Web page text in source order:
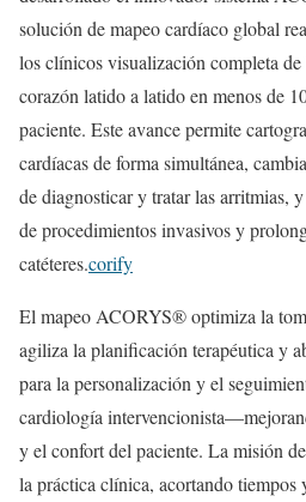
solución de mapeo cardíaco global
los clínicos visualización completa
corazón latido a latido en menos de
paciente. Este avance permite
cardíacas de forma simultánea,
de diagnosticar y tratar las arritmias,
de procedimientos invasivos y
catéteres.corify
El mapeo ACORYS® optimiza la
agiliza la planificación terapéutica y
para la personalización y el
cardiología
y el confort del paciente. La misión
la práctica clínica, acortando